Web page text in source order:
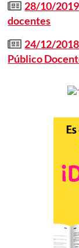
28/10/2019
docentes
24/12/
Público